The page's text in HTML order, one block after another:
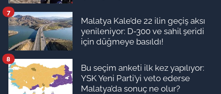
Malatya Kale’de 22 ilin geçiş aksı
yenileniyor: D-300 ve sahil şeridi
için düğmeye basıldı!
7
Bu seçim anketi ilk kez yapılıyor:
YSK Yeni Parti’yi veto ederse
Malatya’da sonuç ne olur?
8